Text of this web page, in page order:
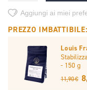
Aggiungi ai miei
PREZZO IMBATTIBILE:
Louis
- 150 g
11,90 €